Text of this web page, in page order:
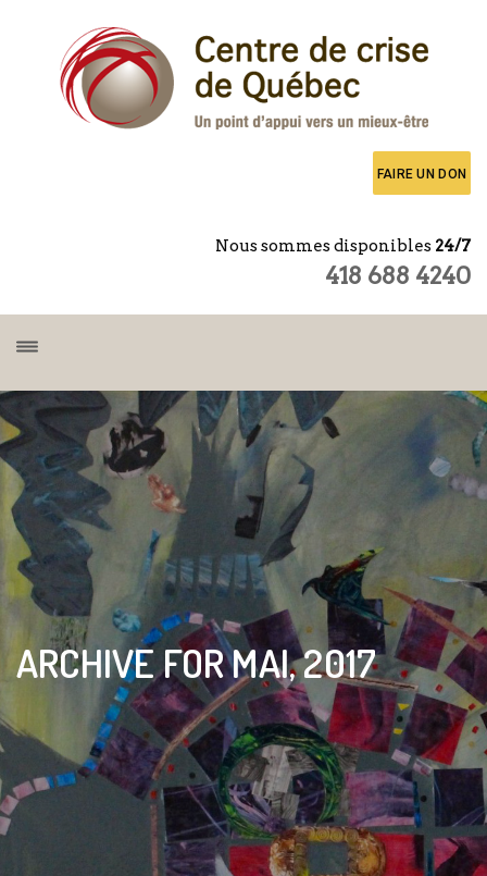
FAIRE UN DON
Nous sommes disponibles 24/7
418 688 4240
ARCHIVE FOR MAI, 2017